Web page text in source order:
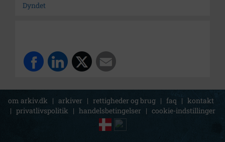
Dyndet
om arkiv.dk | arkiver | rettigheder og brug | faq | kontakt
| privatlivspolitik | handelsbetingelser | cookie-indstillinger